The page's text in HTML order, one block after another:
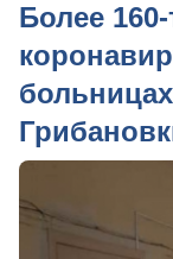
Более